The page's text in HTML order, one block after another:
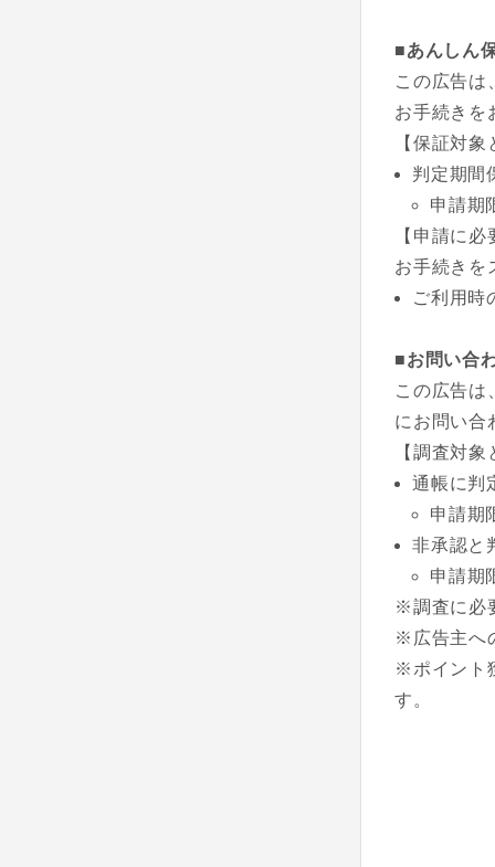
■あんしん
この広告は
お手続きを
【保証対
判定期間
申請期
【申請に
お手続きを
ご利用時
■お問い合
この広告は
にお問い合
【調査対
通帳に判
申請期
非承認と
申請期
※調査に必
※広告主へ
※ポイント
す。